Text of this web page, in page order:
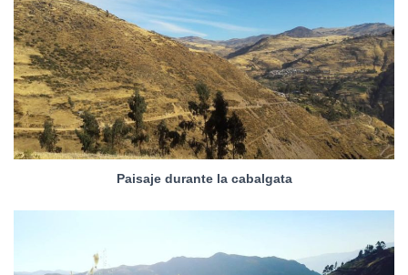
Paisaje durante la cabalgata